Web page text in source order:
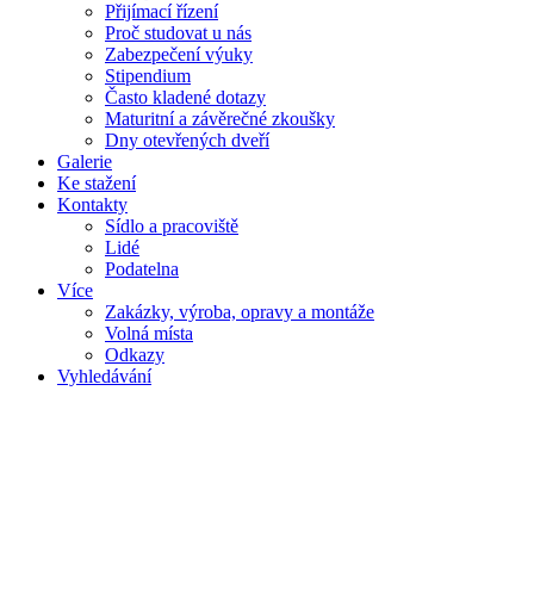
Přijímací řízení
Proč studovat u nás
Zabezpečení výuky
Stipendium
Často kladené dotazy
Maturitní a závěrečné zkoušky
Dny otevřených dveří
Galerie
Ke stažení
Kontakty
Sídlo a pracoviště
Lidé
Podatelna
Více
Zakázky, výroba, opravy a montáže
Volná místa
Odkazy
Vyhledávání